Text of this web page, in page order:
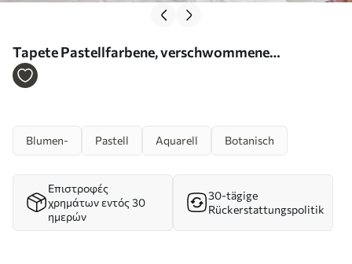
Tapete Pastellfarbene, verschwommene
Pinselblumen, sanfte Farbpalette Nr. a00954
Blumen- Pastell Aquarell Botanisch
Επιστροφές
χρημάτων εντός 30
ημερών
30-tägige
Rückerstattungspolitik